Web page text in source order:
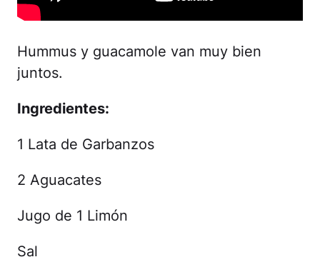
Hummus y guacamole van muy bien
juntos.
Ingredientes:
1 Lata de Garbanzos
2 Aguacates
Jugo de 1 Limón
Sal